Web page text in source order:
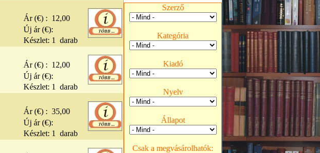
Ár (€) : 12,00
Új ár (€):
Készlet: 1 darab
Ár (€) : 12,00
Új ár (€):
Készlet: 1 darab
Ár (€) : 35,00
Új ár (€):
Készlet: 1 darab
Szerző
Kategória
Kiadó
Nyelv
Állapot
Csak a megvásárolhatók: